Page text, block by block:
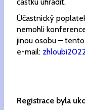
částku uhradit.
Účastnický
nemohli
jinou osobu –
e-mail:
Registrace byla